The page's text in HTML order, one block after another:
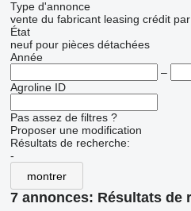
Type d'annonce
vente du fabricant leasing crédit
État
neuf pour pièces détachées
Année
–
Agroline ID
Pas assez de filtres ?
Proposer une modification
Résultats de recherche:
-
montrer
7 annonces: Résultats de